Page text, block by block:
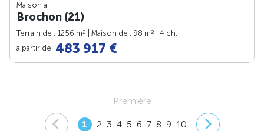
Maison à
Brochon (21)
Terrain de : 1256 m2 | Maison de : 98 m2
| 4 ch.
à partir de 483 917 €
Première
1 2 3 4 5 6 7 8 9 10